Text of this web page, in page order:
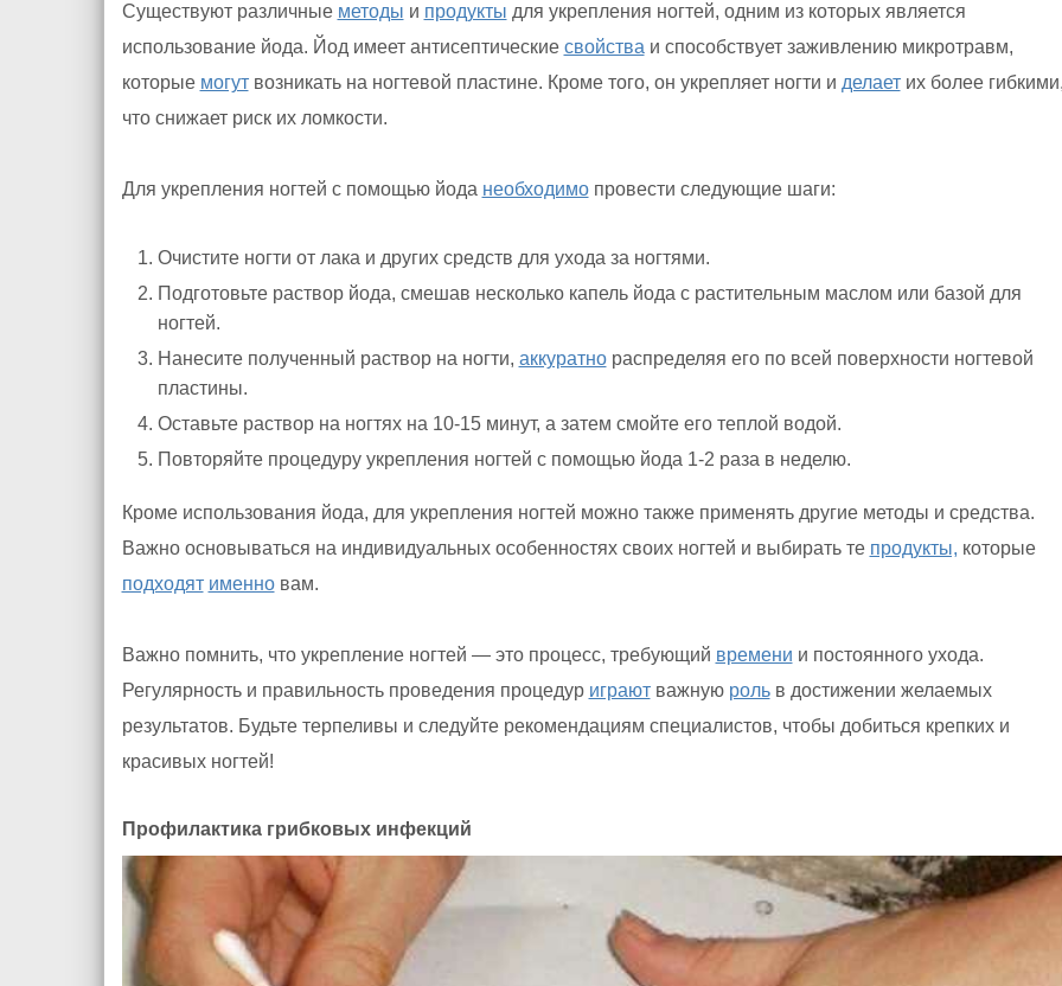
Существуют различные методы и продукты для укрепления ногтей, одним из которых является
использование йода. Йод имеет антисептические свойства и способствует заживлению микротравм,
которые могутвозникать на ногтевой пластине. Кроме того, он укрепляет ногти и делаетих более
что снижает риск их ломкости.
Для укрепления ногтей с помощью йода необходимопровести следующие шаги:
Очистите ногти от лака и других средств для ухода за ногтями.
Подготовьте раствор йода, смешав несколько капель йода с растительным маслом или базой для
ногтей.
Нанесите полученный раствор на ногти, аккуратнораспределяя его по всей поверхности ногтевой
пластины.
Оставьте раствор на ногтях на 10-15 минут, а затем смойте его теплой водой.
Повторяйте процедуру укрепления ногтей с помощью йода 1-2 раза в неделю.
Кроме использования йода, для укрепления ногтей можно также применять другие методы и средства.
Важно основываться на индивидуальных особенностях своих ногтей и выбирать те продукты, которые
подходят именновам.
Важно помнить, что укрепление ногтей — это процесс, требующий времени и постоянного ухода.
Регулярность и правильность проведения процедур играютважную рольв достижении желаемых
результатов. Будьте терпеливы и следуйте рекомендациям специалистов, чтобы добиться крепких и
красивых ногтей!
Профилактика грибковых инфекций